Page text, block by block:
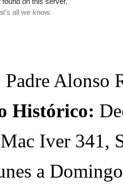
Padre Alonso
Histórico:
Mac Iver 341,
a